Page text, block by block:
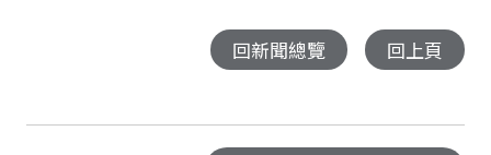
回新聞總覽 回上頁